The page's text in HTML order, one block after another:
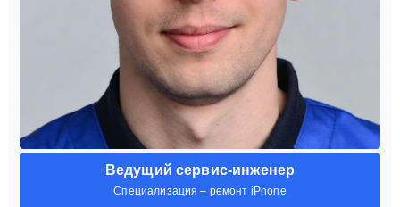
Ведущий сервис-инженер
Специализация – ремонт iPhone